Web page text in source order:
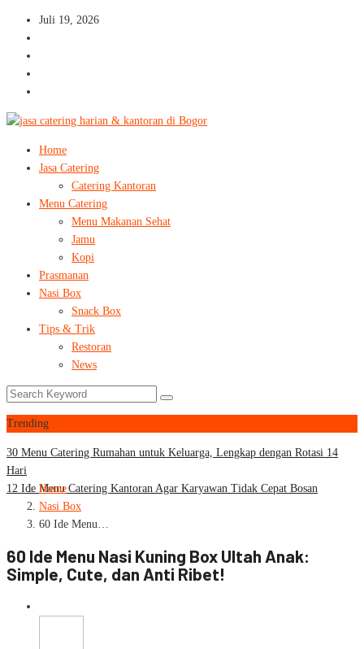
Juli 19, 2026
Home
Jasa Catering
Catering Kantoran
Menu Catering
Menu Makanan Sehat
Jamu
Kopi
Prasmanan
Nasi Box
Snack Box
Tips & Trik
Restoran
News
Trending
30 Menu Catering Rumahan untuk Keluarga, Lengkap dengan Rotasi 14
Hari
12 Ide Menu Catering Kantoran Agar Karyawan Tidak Cepat Bosan
Home
Nasi Box
60 Ide Menu…
60 Ide Menu Nasi Kuning Box Ultah Anak:
Simple, Cute, dan Anti Ribet!